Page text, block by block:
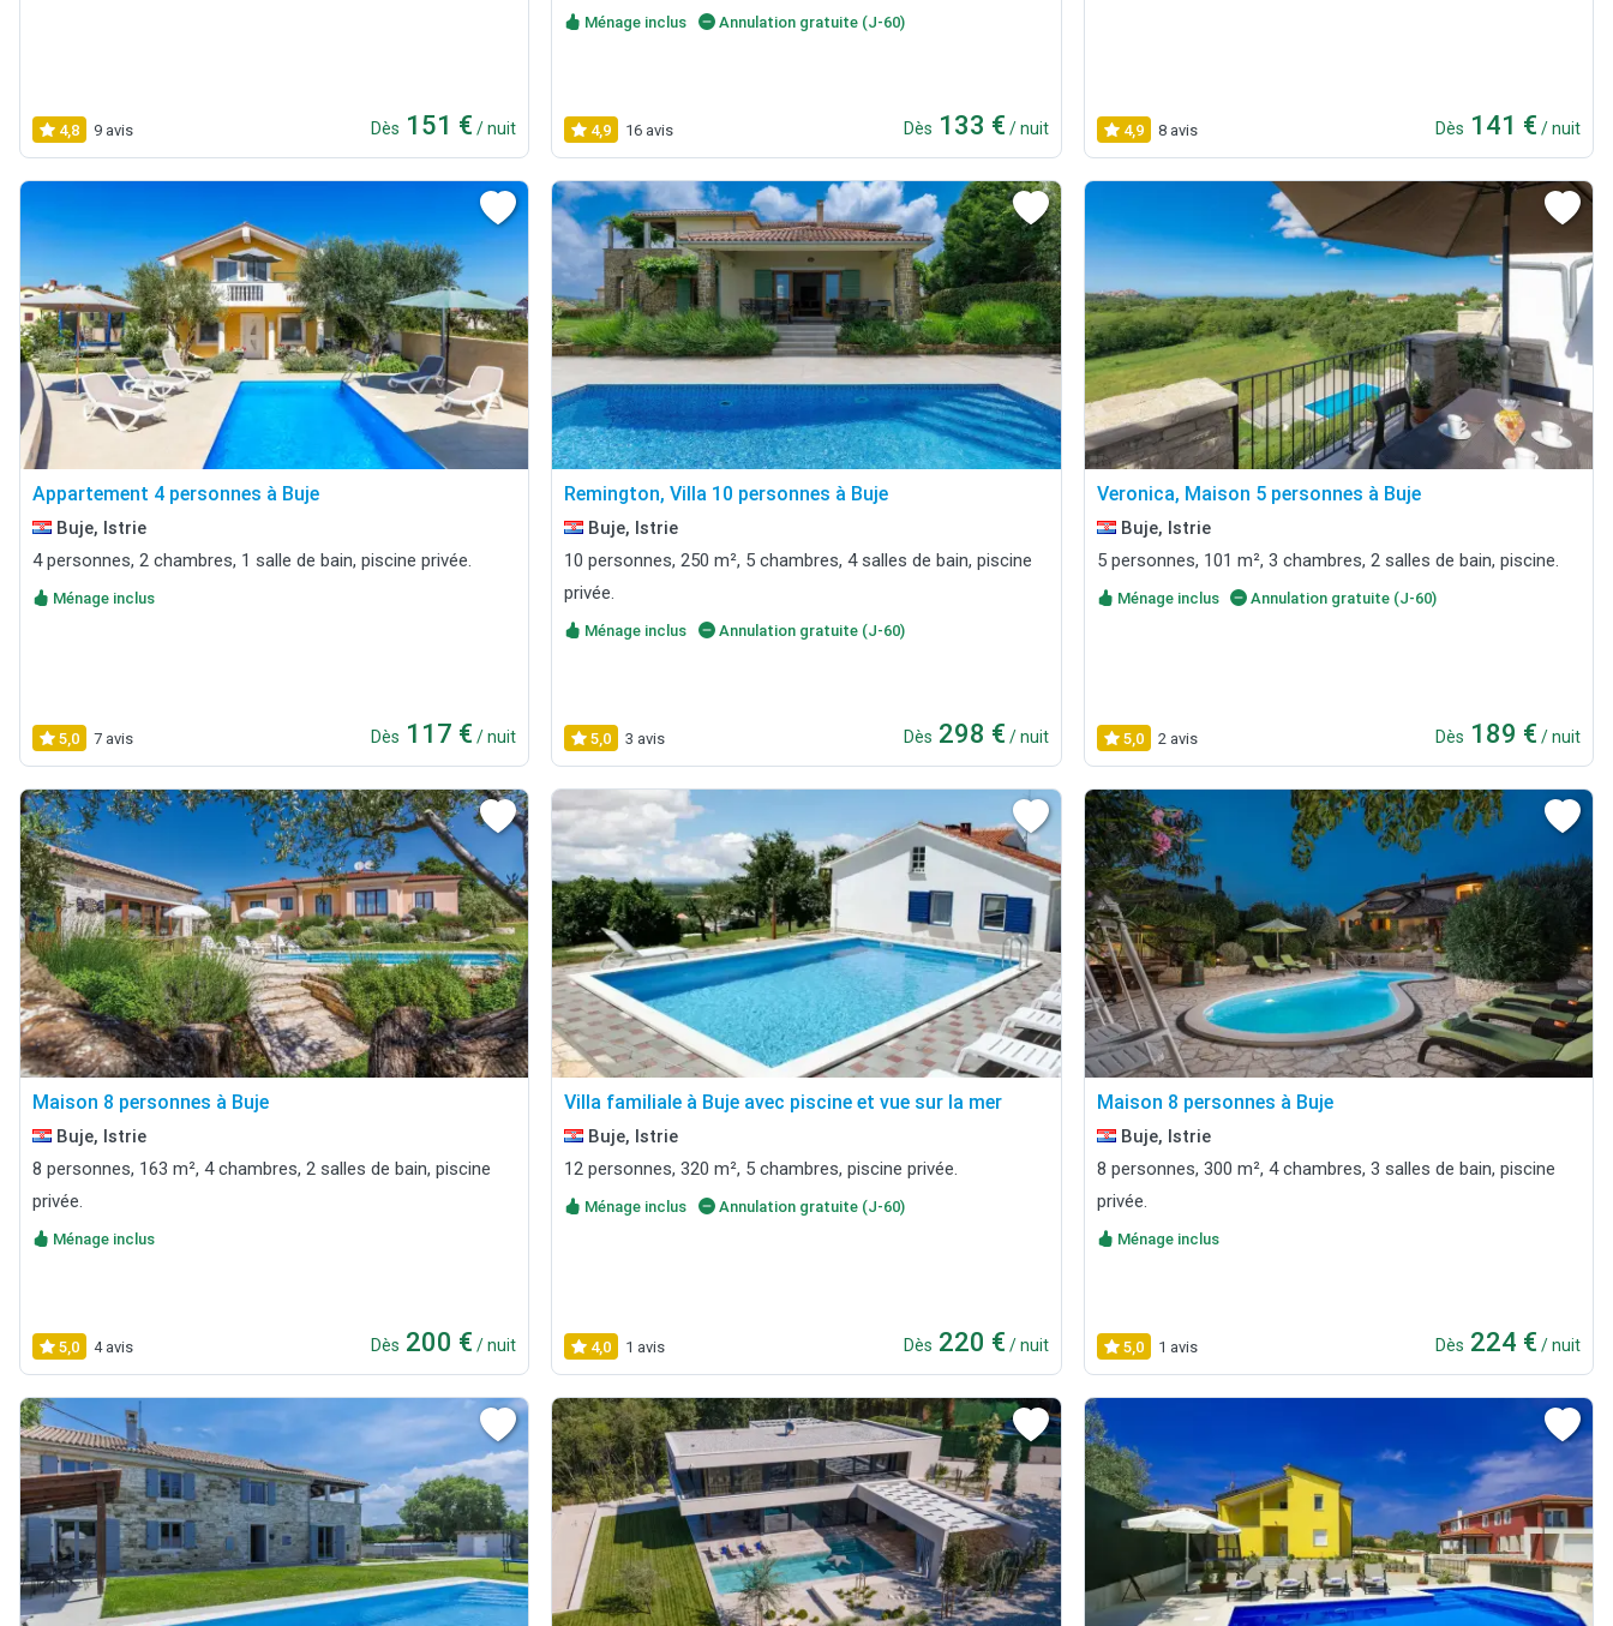
4,8 9 avis Dès 151 € / nuit
Ménage inclus Annulation gratuite (J-60)
4,9 16 avis Dès 133 € / nuit 4,9 8 avis Dès 141 € / nuit
Appartement 4 personnes à Buje
Buje, Istrie
4 personnes, 2 chambres, 1 salle de bain, piscine privée.
Ménage inclus
5,0 7 avis Dès 117 € / nuit
Remington, Villa 10 personnes à Buje
Buje, Istrie
10 personnes, 250 m², 5 chambres, 4 salles de bain, piscine
privée.
Ménage inclus Annulation gratuite (J-60)
5,0 3 avis Dès 298 € / nuit
Veronica, Maison 5 personnes à Buje
Buje, Istrie
5 personnes, 101 m², 3 chambres, 2 salles de bain, piscine.
Ménage inclus Annulation gratuite (J-60)
5,0 2 avis Dès 189 € / nuit
Maison 8 personnes à Buje
Buje, Istrie
8 personnes, 163 m², 4 chambres, 2 salles de bain, piscine
privée.
Ménage inclus
5,0 4 avis Dès 200 € / nuit
Villa familiale à Buje avec piscine et vue sur la mer
Buje, Istrie
12 personnes, 320 m², 5 chambres, piscine privée.
Ménage inclus Annulation gratuite (J-60)
4,0 1 avis Dès 220 € / nuit
Maison 8 personnes à Buje
Buje, Istrie
8 personnes, 300 m², 4 chambres, 3 salles de bain, piscine
privée.
Ménage inclus
5,0 1 avis Dès 224 € / nuit